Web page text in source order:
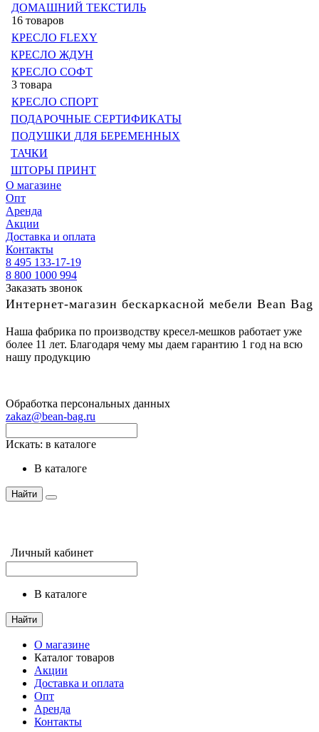
ДОМАШНИЙ ТЕКСТИЛЬ
16 товаров
КРЕСЛО FLEXY
КРЕСЛО ЖДУН
КРЕСЛО СОФТ
3 товара
КРЕСЛО СПОРТ
ПОДАРОЧНЫЕ СЕРТИФИКАТЫ
ПОДУШКИ ДЛЯ БЕРЕМЕННЫХ
ТАЧКИ
ШТОРЫ ПРИНТ
О магазине
Опт
Аренда
Акции
Доставка и оплата
Контакты
8 495 133-17-19
8 800 1000 994
Заказать звонок
Интернет-магазин бескаркасной мебели Bean Bag
Наша фабрика по производству кресел-мешков работает уже
более 11 лет. Благодаря чему мы даем гарантию 1 год на всю
нашу продукцию
Обработка персональных данных
zakaz@bean-bag.ru
Искать: в каталоге
в каталоге
Найти
Личный кабинет
в каталоге
Найти
О магазине
Каталог товаров
Акции
Доставка и оплата
Опт
Аренда
Контакты